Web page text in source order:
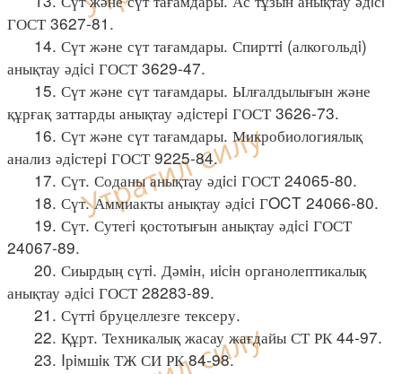
ГОСТ 3627-81.
14. Сүт және сүт тағамдары. Спирттi (алкогольдi)
анықтау әдiсi ГОСТ 3629-47.
15. Сүт және сүт тағамдары. Ылғалдылығын және
құрғақ заттарды анықтау әдiстерi ГОСТ 3626-73.
16. Сүт және сүт тағамдары. Микробиологиялық
анализ әдiстерi ГОСТ 9225-84.
17. Сүт. Соданы анықтау әдiсi ГОСТ 24065-80.
18. Сүт. Аммиакты анықтау әдiсi ГOCT 24066-80.
19. Сүт. Сутегi қостотығын анықтау әдiсi ГОСТ
24067-89.
20. Сиырдың сүтi. Дәмiн, иiсiн органолептикалық
анықтау әдiсi ГОСТ 28283-89.
21. Сүттi бруцеллезге тексеру.
22. Құрт. Техникалық жасау жағдайы СТ РК 44-97.
23. Iрiмшiк ТЖ СИ РК 84-98.